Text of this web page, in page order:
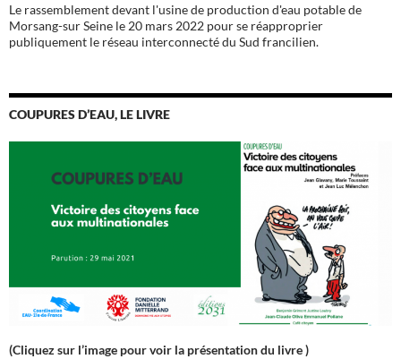
Le rassemblement devant l'usine de production d'eau potable de
Morsang-sur Seine le 20 mars 2022 pour se réapproprier
publiquement le réseau interconnecté du Sud francilien.
COUPURES D’EAU, LE LIVRE
(Cliquez sur l’image pour voir la présentation du livre )